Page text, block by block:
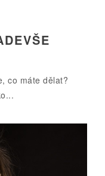
co máte dělat?